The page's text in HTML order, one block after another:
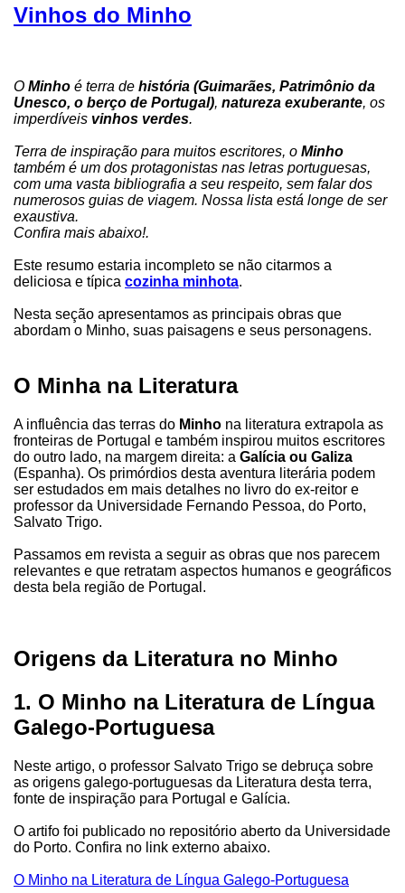
Vinhos do Minho
O Minho é terra de história (Guimarães, Patrimônio da
Unesco, o berço de Portugal), natureza exuberante, os
imperdíveis vinhos verdes.
Terra de inspiração para muitos escritores, o Minho
também é um dos protagonistas nas letras portuguesas,
com uma vasta bibliografia a seu respeito, sem falar dos
numerosos guias de viagem. Nossa lista está longe de ser
exaustiva.
Confira mais abaixo!.
Este resumo estaria incompleto se não citarmos a
deliciosa e típica cozinha minhota.
Nesta seção apresentamos as principais obras que
abordam o Minho, suas paisagens e seus personagens.
O Minha na Literatura
A influência das terras do Minho na literatura extrapola as
fronteiras de Portugal e também inspirou muitos escritores
do outro lado, na margem direita: a Galícia ou Galiza
(Espanha). Os primórdios desta aventura literária podem
ser estudados em mais detalhes no livro do ex-reitor e
professor da Universidade Fernando Pessoa, do Porto,
Salvato Trigo.
Passamos em revista a seguir as obras que nos parecem
relevantes e que retratam aspectos humanos e geográficos
desta bela região de Portugal.
Origens da Literatura no Minho
1. O Minho na Literatura de Língua
Galego-Portuguesa
Neste artigo, o professor Salvato Trigo se debruça sobre
as origens galego-portuguesas da Literatura desta terra,
fonte de inspiração para Portugal e Galícia.
O artifo foi publicado no repositório aberto da Universidade
do Porto. Confira no link externo abaixo.
O Minho na Literatura de Língua Galego-Portuguesa